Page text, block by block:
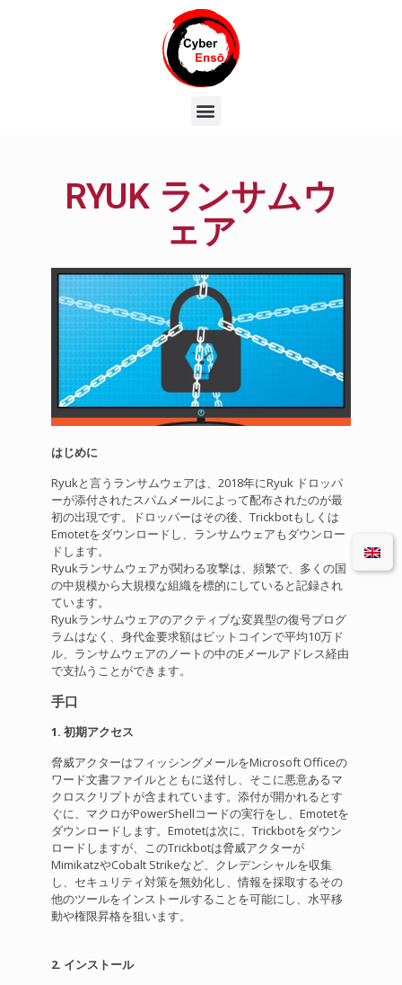
RYUK ランサムウ
ェア
はじめに
Ryukと言うランサムウェアは、2018年にRyuk ドロッパ
ーが添付されたスパムメールによって配布されたのが最
初の出現です。ドロッパーはその後、Trickbotもしくは
Emotetをダウンロードし、ランサムウェアもダウンロー
ドします。
Ryukランサムウェアが関わる攻撃は、頻繁で、多くの国
の中規模から大規模な組織を標的にしていると記録され
ています。
Ryukランサムウェアのアクティブな変異型の復号プログ
ラムはなく、身代金要求額はビットコインで平均10万ド
ル、ランサムウェアのノートの中のEメールアドレス経由
で支払うことができます。
手口
1. 初期アクセス
脅威アクターはフィッシングメールをMicrosoft Officeの
ワード文書ファイルとともに送付し、そこに悪意あるマ
クロスクリプトが含まれています。添付が開かれるとす
ぐに、マクロがPowerShellコードの実行をし、Emotetを
ダウンロードします。Emotetは次に、Trickbotをダウン
ロードしますが、このTrickbotは脅威アクターが
MimikatzやCobalt Strikeなど、クレデンシャルを収集
し、セキュリティ対策を無効化し、情報を採取するその
他のツールをインストールすることを可能にし、水平移
動や権限昇格を狙います。
2. インストール